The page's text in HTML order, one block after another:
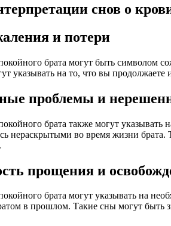
снов о
и потери
брата могут быть символом
указывать на то, что вы
проблемы и
брата также могут
нераскрытыми во время жизни
прощения и
брата могут указывать на
в прошлом. Такие сны могут